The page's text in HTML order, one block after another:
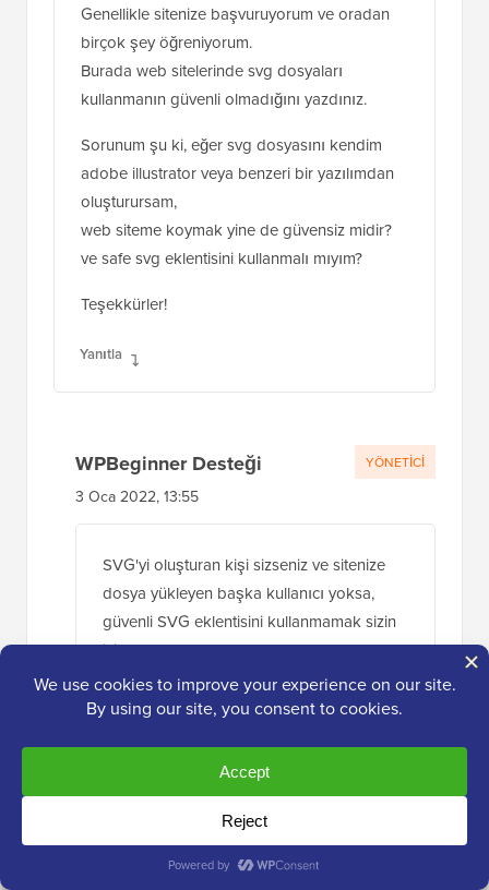
Genellikle sitenize başvuruyorum ve oradan
birçok şey öğreniyorum.
Burada web sitelerinde svg dosyaları
kullanmanın güvenli olmadığını yazdınız.
Sorunum şu ki, eğer svg dosyasını kendim
adobe illustrator veya benzeri bir yazılımdan
oluşturursam,
web siteme koymak yine de güvensiz midir?
ve safe svg eklentisini kullanmalı mıyım?
Teşekkürler!
Yanıtla
WPBeginner Desteği
3 Oca 2022, 13:55
SVG'yi oluşturan kişi sizseniz ve sitenize
dosya yükleyen başka kullanıcı yoksa,
güvenli SVG eklentisini kullanmamak sizin
için uygundur.
Yanıtla
YÖNETICI
4 Oca 2022, 12:17